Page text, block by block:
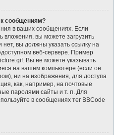
сообщениям?
в ваших сообщениях. Если
вложения, вы можете загрузить
вы должны указать ссылку на
веб-сервере. Пример
Вы не можете указывать
на вашем компьютере (если он
ни на изображения, для доступа
как, например, на почтовые
паролями сайты и т. п. Для
в сообщениях тег BBCode